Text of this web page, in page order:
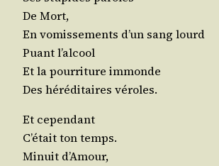
De Mort,
En vomis­se­ments d’un sang lourd
Puant l’alcool
Et la pour­ri­ture immonde
Des héré­di­taires véroles.
Et cepen­dant
C’était ton temps.
Minuit d’Amour,